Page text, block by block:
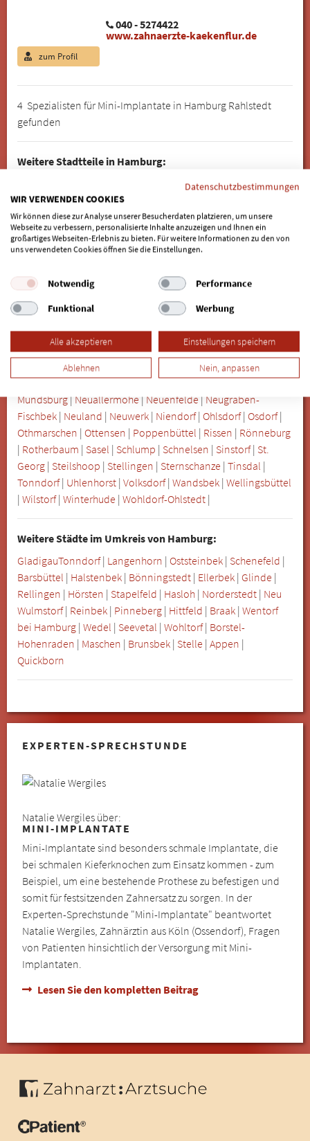
040 - 5274422
www.zahnaerzte-kaekenflur.de
zum Profil
4 Spezialisten für Mini-Implantate in Hamburg Rahlstedt
gefunden
Weitere Stadtteile in Hamburg:
Altona Altstadt|Altona-Nord|
Bahrenfeld|Barmbek-Nord
Bergstedt|Billbrook|Billstedt|Billwerder|Blankenese|
Bramfeld|Cranz|Dockenhuden|Dulsberg| Duvenstedt
Eidelstedt|Eilbek|Eimsbüttel|Eißendorf
Gartenstadt Berne
Groß Flottbek Groß-Borstel|Hamm-
Nord
Hasselbrook|Hausbruch
Hoheluft-Ost|Hoheluft-West Hohenfelde|Hummelsbüttel
Iserbrook|Jarrestadt|Jenfeld |Karolinenviertel|Klein
Flottbek|Langenbek|Langenhorn|Lemsahl-Mellingstedt|
Lohbrügge|Lokstedt |Marmstorf|
Mechelnbusch|Meiendorf|Moorburg|Mümmelmannsberg|
Mundsburg | Neuallermöhe | Neuenfelde | Neugraben-
Fischbek | Neuland | Neuwerk | Niendorf| Ohlsdorf| Osdorf|
Othmarschen | Ottensen | Poppenbüttel | Rissen | Rönneburg
| Rotherbaum | Sasel | Schlump | Schnelsen | Sinstorf| St.
Georg | Steilshoop | Stellingen | Sternschanze | Tinsdal |
Tonndorf| Uhlenhorst | Volksdorf| Wandsbek | Wellingsbüttel
| Wilstorf| Winterhude | Wohldorf-Ohlstedt |
Weitere Städte im Umkreis von Hamburg:
GladigauTonndorf| Langenhorn | Oststeinbek | Schenefeld |
Barsbüttel | Halstenbek | Bönningstedt | Ellerbek | Glinde |
Rellingen | Hörsten | Stapelfeld | Hasloh | Norderstedt | Neu
Wulmstorf| Reinbek | Pinneberg | Hittfeld | Braak | Wentorf
bei Hamburg | Wedel | Seevetal | Wohltorf| Borstel-
Hohenraden | Maschen | Brunsbek | Stelle | Appen |
Quickborn
EXPERTEN-SPRECHSTUNDE
Natalie Wergiles über:
MINI-IMPLANTATE
Mini-Implantate sind besonders schmale Implantate, die
bei schmalen Kieferknochen zum Einsatz kommen - zum
Beispiel, um eine bestehende Prothese zu befestigen und
somit für festsitzenden Zahnersatz zu sorgen. In der
Experten-Sprechstunde "Mini-Implantate" beantwortet
Natalie Wergiles, Zahnärztin aus Köln (Ossendorf), Fragen
von Patienten hinsichtlich der Versorgung mit Mini-
Implantaten.
Lesen Sie den kompletten Beitrag
Datenschutzbestimmungen
WIR VERWENDEN COOKIES
Wir können diese zur Analyse unserer Besucherdaten platzieren, um unsere
Webseite zu verbessern, personalisierte Inhalte anzuzeigen und Ihnen ein
großartiges Webseiten-Erlebnis zu bieten. Für weitere Informationen zu den von
uns verwendeten Cookies öffnen Sie die Einstellungen.
Notwendig
Performance
Funktional
Werbung
Alle akzeptieren Einstellungen speichern
Ablehnen Nein, anpassen